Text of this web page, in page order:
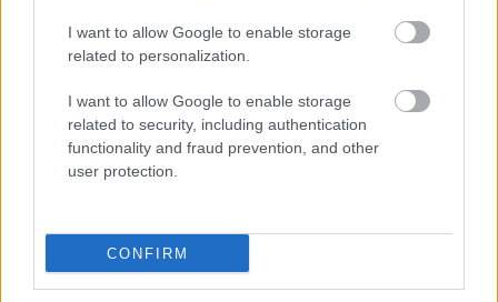
I want to allow Google to enable storage
related to personalization.
I want to allow Google to enable storage
related to security, including authentication
functionality and fraud prevention, and other
user protection.
CONFIRM
Πυροσβεστική Σχολή: Νέος
σε διαμονή, σίτιση και πρακτική
εκπαίδευση
e-ΕΦΚΑ: Έως 846 ευρώ επιπλέον στη
σύνταξη – Ποιοι δικαιούνται τα
χρήματα